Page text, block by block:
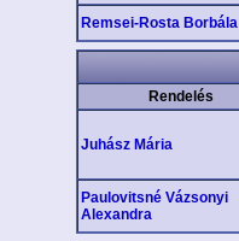
Remsei-Rosta Borbála
Rendelés
Juhász Mária
Paulovitsné Vázsonyi
Alexandra